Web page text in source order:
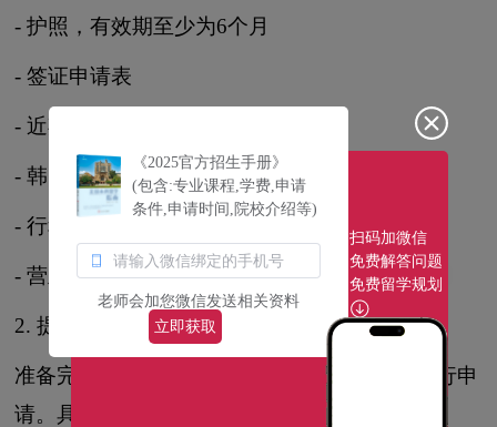
- 护照，有效期至少为6个月
- 签证申请表
- 近期彩色照片1张（2寸）
- 韩国酒店预订证明
- 行程安排和预算证明
- 营业执照（如适用）
2. 提交申请
准备完材料后，可以前往韩国签证申请中心进行申
请。具体流程如下：
《2025官方招生手册》
(包含:专业课程,学费,申请
条件,申请时间,院校介绍等)
老师会加您微信发送相关资料
立即获取
扫码加微信
免费解答问题
免费留学规划